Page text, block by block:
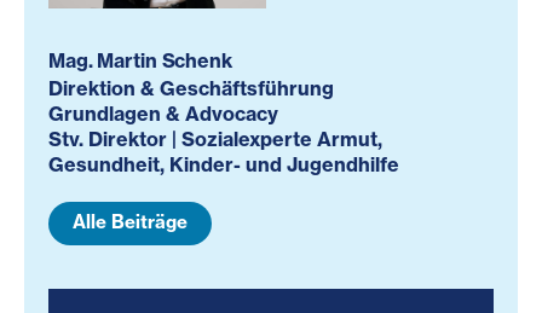
Mag. Martin Schenk
Direktion & Geschäftsführung
Grundlagen & Advocacy
Stv. Direktor | Sozialexperte Armut,
Gesundheit, Kinder- und Jugendhilfe
Alle Beiträge